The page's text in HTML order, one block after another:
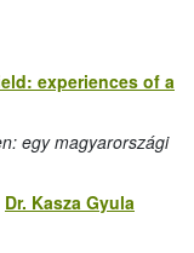
experiences of a
egy magyarországi
Dr. Kasza Gyula